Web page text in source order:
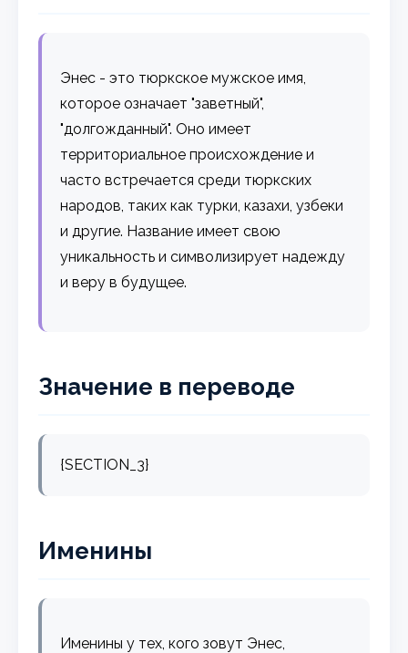
Энес - это тюркское мужское имя,
которое означает "заветный",
"долгожданный". Оно имеет
территориальное происхождение и
часто встречается среди тюркских
народов, таких как турки, казахи, узбеки
и другие. Название имеет свою
уникальность и символизирует надежду
и веру в будущее.
Значение в переводе
{SECTION_3}
Именины
Именины у тех, кого зовут Энес,